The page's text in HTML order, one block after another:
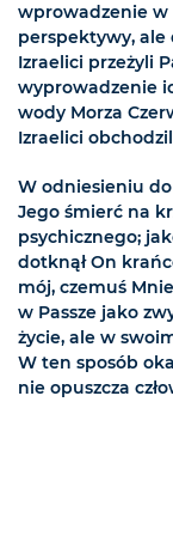
wprowadzenie w
perspektywy, ale
Izraelici przeżyli
wyprowadzenie
wody Morza
Izraelici
W odniesieniu do
Jego śmierć na
psychicznego;
dotknął On
mój, czemuś
w Passze jako
życie, ale w
W ten sposób
nie opuszcza